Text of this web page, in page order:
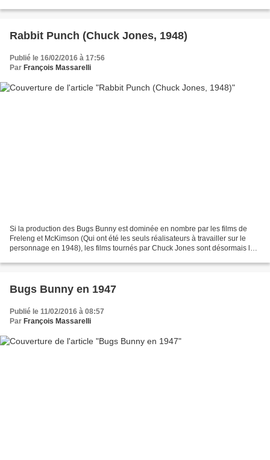
Rabbit Punch (Chuck Jones, 1948)
Publié le 16/02/2016 à 17:56
Par François Massarelli
Si la production des Bugs Bunny est dominée en nombre par les films de
Freleng et McKimson (Qui ont été les seuls réalisateurs à travailler sur le
personnage en 1948), les films tournés par Chuck Jones sont désormais les
Bugs Bunny en 1947
Publié le 11/02/2016 à 08:57
Par François Massarelli